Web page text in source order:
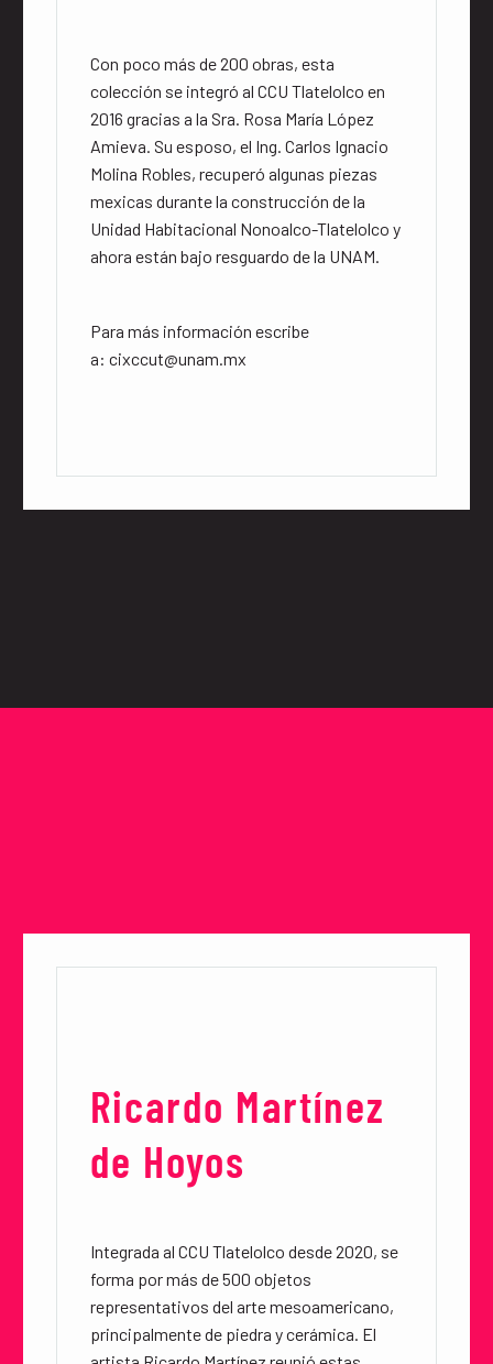
Con poco más de 200 obras, esta
colección se integró al CCU Tlatelolco en
2016 gracias a la Sra. Rosa María López
Amieva. Su esposo, el Ing. Carlos Ignacio
Molina Robles, recuperó algunas piezas
mexicas durante la construcción de la
Unidad Habitacional Nonoalco-Tlatelolco y
ahora están bajo resguardo de la UNAM.
Para más información escribe
a: cixccut@unam.mx
Ricardo Martínez
de Hoyos
Integrada al CCU Tlatelolco desde 2020, se
forma por más de 500 objetos
representativos del arte mesoamericano,
principalmente de piedra y cerámica. El